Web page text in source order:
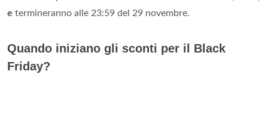
e termineranno alle 23:59 del 29 novembre.
Quando iniziano gli sconti per il Black
Friday?